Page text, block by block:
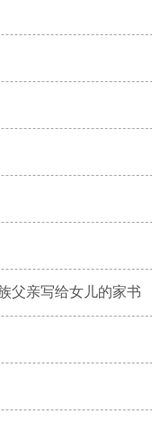
父亲写给女儿的家书